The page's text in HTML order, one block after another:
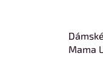
Mama